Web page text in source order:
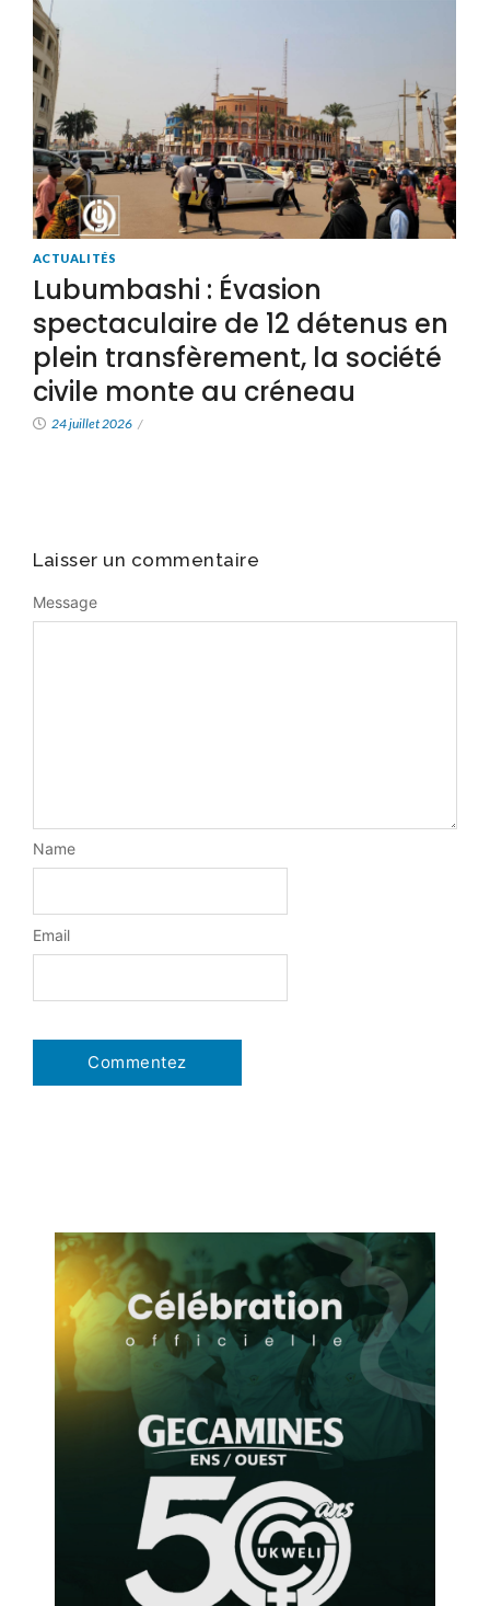
ACTUALITÉS
Lubumbashi : Évasion
spectaculaire de 12 détenus en
plein transfèrement, la société
civile monte au créneau
24 juillet 2026 /
Laisser un commentaire
Message
Name
Email